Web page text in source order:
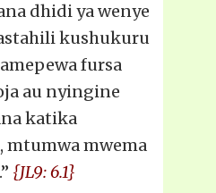
dhidi ya wenye
kushukuru
fursa
au nyingine
katika
mtumwa mwema
{JL9: 6.1}